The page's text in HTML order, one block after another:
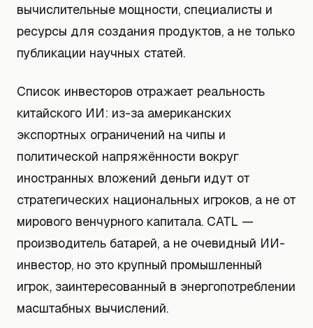
вычислительные мощности, специалисты и
ресурсы для создания продуктов, а не только
публикации научных статей.
Список инвесторов отражает реальность
китайского ИИ: из-за американских
экспортных ограничений на чипы и
политической напряжённости вокруг
иностранных вложений деньги идут от
стратегических национальных игроков, а не от
мирового венчурного капитала. CATL —
производитель батарей, а не очевидный ИИ-
инвестор, но это крупный промышленный
игрок, заинтересованный в энергопотреблении
масштабных вычислений.